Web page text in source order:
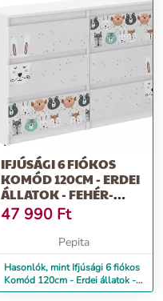
IFJÚSÁGI 6 FIÓKOS
KOMÓD 120CM - ERDEI
ÁLLATOK - FEHÉR-
SZÜRKE
47 990 Ft
Pepita
Hasonlók, mint Ifjúsági 6 fiókos
Komód 120cm - Erdei állatok -
fehér-szürke